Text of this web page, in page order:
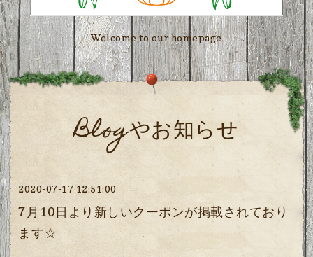
Welcome to our homepage
Blogやお知らせ
2020-07-17 12:51:00
7月10日より新しいクーポンが掲載されており
ます☆